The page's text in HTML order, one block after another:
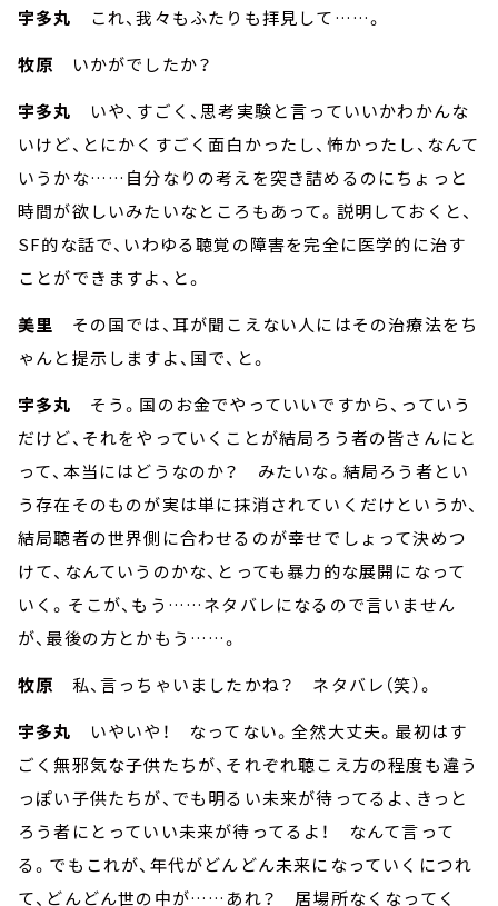
宇多丸 これ、我々もふたりも拝見して……。
牧原 いかがでしたか？
宇多丸 いや、すごく、思考実験と言っていいかわかんな
いけど、とにかくすごく面白かったし、怖かったし、なんて
いうかな……自分なりの考えを突き詰めるのにちょっと
時間が欲しいみたいなところもあって。説明しておくと、
SF的な話で、いわゆる聴覚の障害を完全に医学的に治す
ことができますよ、と。
美里
その国では、耳が聞こえない人にはその治療法をち
ゃんと提示しますよ、国で、と。
宇多丸 そう。国のお金でやっていいですから、っていう
だけど、それをやっていくことが結局ろう者の皆さんにと
って、本当にはどうなのか？ みたいな。結局ろう者とい
う存在そのものが実は単に抹消されていくだけというか、
結局聴者の世界側に合わせるのが幸せでしょって決めつ
けて、なんていうのかな、とっても暴力的な展開になって
いく。そこが、もう……ネタバレになるので言いません
が、最後の方とかもう……。
牧原 私、言っちゃいましたかね？ ネタバレ（笑）。
宇多丸 いやいや！ なってない。全然大丈夫。最初はす
ごく無邪気な子供たちが、それぞれ聴こえ方の程度も違う
っぽい子供たちが、でも明るい未来が待ってるよ、きっと
ろう者にとっていい未来が待ってるよ！ なんて言って
る。でもこれが、年代がどんどん未来になっていくにつれ
て、どんどん世の中が……あれ？ 居場所なくなってく